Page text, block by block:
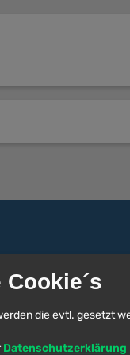
die evtl. gesetzt
Datenschutzerklärung